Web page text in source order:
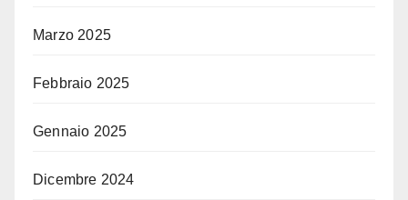
Marzo 2025
Febbraio 2025
Gennaio 2025
Dicembre 2024